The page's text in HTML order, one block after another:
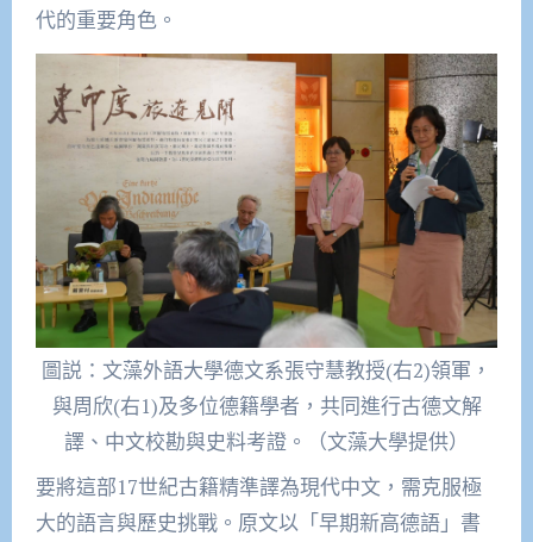
代的重要角色。
圖説：文藻外語大學德文系張守慧教授(右2)領軍，
與周欣(右1)及多位德籍學者，共同進行古德文解
譯、中文校勘與史料考證。（文藻大學提供）
要將這部17世紀古籍精準譯為現代中文，需克服極
大的語言與歷史挑戰。原文以「早期新高德語」書